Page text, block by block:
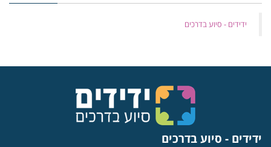
‏ידידים - סיוע בדרכים
ידידים - סיוע בדרכים